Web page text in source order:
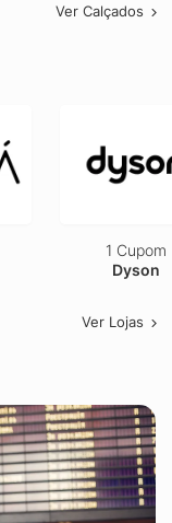
Ver Calçados
1 Cupom
Dyson
Ver Lojas